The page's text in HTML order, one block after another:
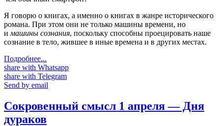
Я говорю о книгах, а именно о книгах в жанре исторического
романа. При этом они не только машины времени, но
и машины сознания, поскольку способны проецировать наше
сознание в тело, жившее в иные времена и в других местах.
Подробнее...
share with Whatsapp
share with Telegram
Send by email
Сокровенный смысл 1 апреля — Дня
дураков